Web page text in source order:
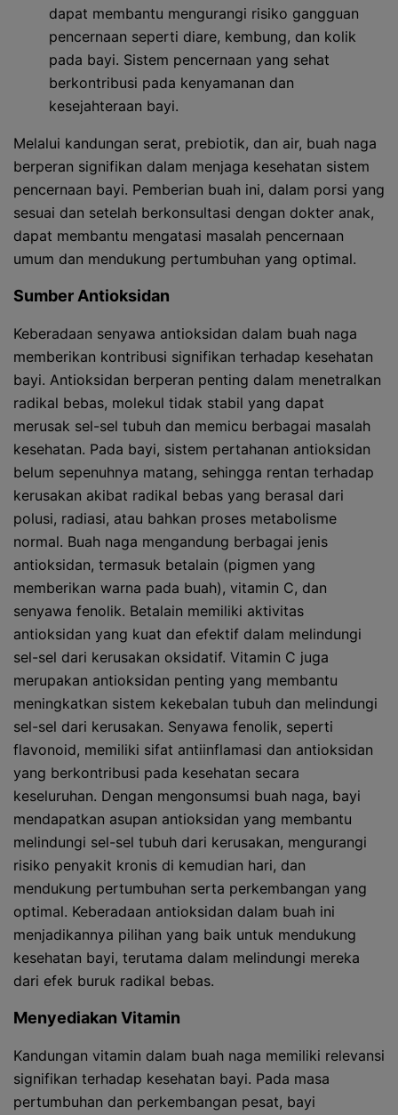
dapat membantu mengurangi risiko gangguan
pencernaan seperti diare, kembung, dan kolik
pada bayi. Sistem pencernaan yang sehat
berkontribusi pada kenyamanan dan
kesejahteraan bayi.
Melalui kandungan serat, prebiotik, dan air, buah naga
berperan signifikan dalam menjaga kesehatan sistem
pencernaan bayi. Pemberian buah ini, dalam porsi yang
sesuai dan setelah berkonsultasi dengan dokter anak,
dapat membantu mengatasi masalah pencernaan
umum dan mendukung pertumbuhan yang optimal.
Sumber Antioksidan
Keberadaan senyawa antioksidan dalam buah naga
memberikan kontribusi signifikan terhadap kesehatan
bayi. Antioksidan berperan penting dalam menetralkan
radikal bebas, molekul tidak stabil yang dapat
merusak sel-sel tubuh dan memicu berbagai masalah
kesehatan. Pada bayi, sistem pertahanan antioksidan
belum sepenuhnya matang, sehingga rentan terhadap
kerusakan akibat radikal bebas yang berasal dari
polusi, radiasi, atau bahkan proses metabolisme
normal. Buah naga mengandung berbagai jenis
antioksidan, termasuk betalain (pigmen yang
memberikan warna pada buah), vitamin C, dan
senyawa fenolik. Betalain memiliki aktivitas
antioksidan yang kuat dan efektif dalam melindungi
sel-sel dari kerusakan oksidatif. Vitamin C juga
merupakan antioksidan penting yang membantu
meningkatkan sistem kekebalan tubuh dan melindungi
sel-sel dari kerusakan. Senyawa fenolik, seperti
flavonoid, memiliki sifat antiinflamasi dan antioksidan
yang berkontribusi pada kesehatan secara
keseluruhan. Dengan mengonsumsi buah naga, bayi
mendapatkan asupan antioksidan yang membantu
melindungi sel-sel tubuh dari kerusakan, mengurangi
risiko penyakit kronis di kemudian hari, dan
mendukung pertumbuhan serta perkembangan yang
optimal. Keberadaan antioksidan dalam buah ini
menjadikannya pilihan yang baik untuk mendukung
kesehatan bayi, terutama dalam melindungi mereka
dari efek buruk radikal bebas.
Menyediakan Vitamin
Kandungan vitamin dalam buah naga memiliki relevansi
signifikan terhadap kesehatan bayi. Pada masa
pertumbuhan dan perkembangan pesat, bayi